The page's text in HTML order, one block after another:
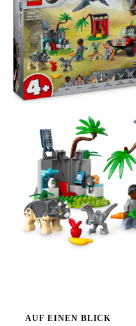
AUF EINEN BLICK